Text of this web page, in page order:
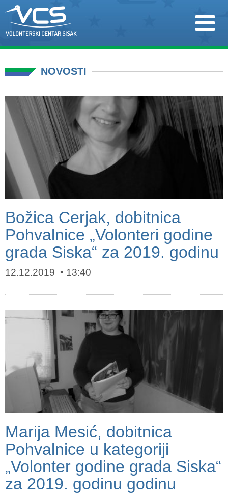
NOVOSTI
Božica Cerjak, dobitnica
Pohvalnice „Volonteri godine
grada Siska“ za 2019. godinu
12.12.2019 13:40
Marija Mesić, dobitnica
Pohvalnice u kategoriji
„Volonter godine grada Siska“
za 2019. godinu godinu